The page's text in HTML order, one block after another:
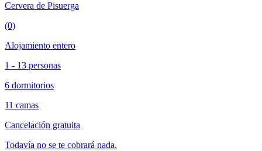
Cervera de Pisuerga
(0)
Alojamiento entero
1 - 13 personas
6 dormitorios
11 camas
Cancelación gratuita
Todavía no se te cobrará nada.